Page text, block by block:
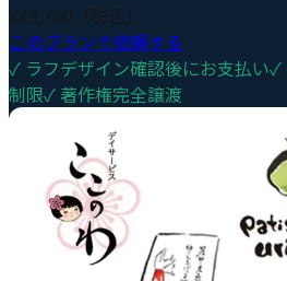
¥49,700 （税込）
このプランで依頼する
✓ ラフデザイン確認後にお支払い✓
制限✓ 著作権完全譲渡